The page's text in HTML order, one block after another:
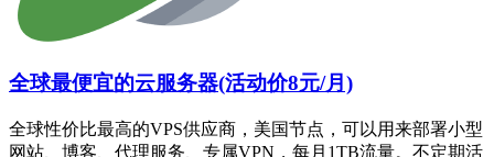
全球最便宜的云服务器(活动价8元/月)
全球性价比最高的VPS供应商，美国节点，可以用来部署小型
网站、博客、代理服务、专属VPN，每月1TB流量。不定期活